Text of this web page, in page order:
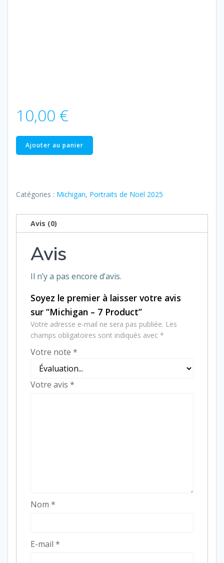
10,00 €
quantité
de
7
Ajouter au panier
Catégories : Michigan, Portraits de Noël 2025
Avis (0)
Avis
Il n’y a pas encore d’avis.
Soyez le premier à laisser votre avis
sur “Michigan – 7 Product”
Votre adresse e-mail ne sera pas publiée. Les
champs obligatoires sont indiqués avec *
Votre note *
Votre avis *
Nom *
E-mail *